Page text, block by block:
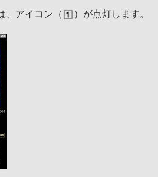
、アイコン（
）が点灯します。